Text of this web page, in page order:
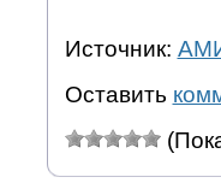
Источник:
Оставить